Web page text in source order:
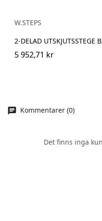
W.STEPS
2-DELAD UTSKJUTSSTEGE
5 952,71 kr
Kommentarer (0)
Det finns inga